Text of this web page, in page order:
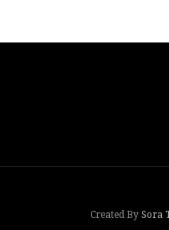
Created By Sora